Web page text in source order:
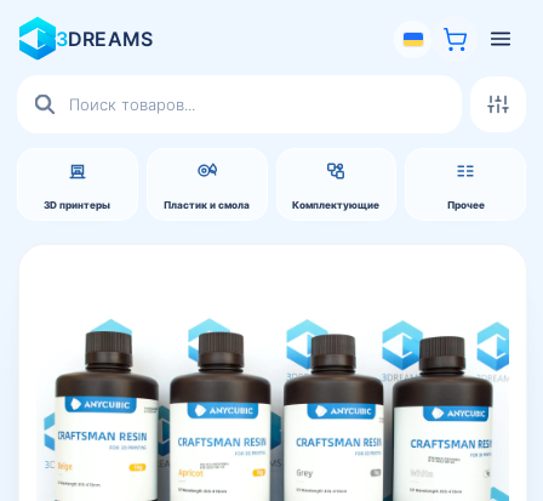
3DREAMS
3D принтеры Пластик и смола Комплектующие Прочее
товаров